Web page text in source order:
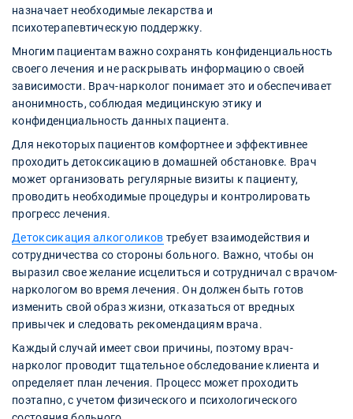
назначает необходимые лекарства и
психотерапевтическую поддержку.
Многим пациентам важно сохранять конфиденциальность
своего лечения и не раскрывать информацию о своей
зависимости. Врач-нарколог понимает это и обеспечивает
анонимность, соблюдая медицинскую этику и
конфиденциальность данных пациента.
Для некоторых пациентов комфортнее и эффективнее
проходить детоксикацию в домашней обстановке. Врач
может организовать регулярные визиты к пациенту,
проводить необходимые процедуры и контролировать
прогресс лечения.
Детоксикация алкоголиков требует взаимодействия и
сотрудничества со стороны больного. Важно, чтобы он
выразил свое желание исцелиться и сотрудничал с врачом-
наркологом во время лечения. Он должен быть готов
изменить свой образ жизни, отказаться от вредных
привычек и следовать рекомендациям врача.
Каждый случай имеет свои причины, поэтому врач-
нарколог проводит тщательное обследование клиента и
определяет план лечения. Процесс может проходить
поэтапно, с учетом физического и психологического